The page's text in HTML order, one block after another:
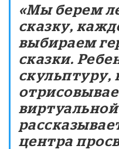
«Мы берем
сказку,
выбираем
сказки.
скульптуру,
центра